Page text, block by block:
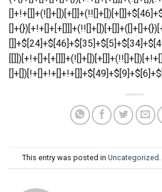
This entry was posted in Uncategorized